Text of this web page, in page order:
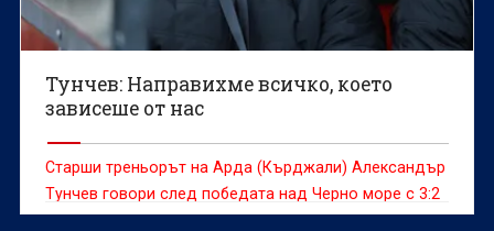
Тунчев: Направихме всичко, което
зависеше от нас
Старши треньорът на Арда (Кърджали) Александър
Тунчев говори след победата над Черно море с 3:2
в последен сблъсък от efbet Лига